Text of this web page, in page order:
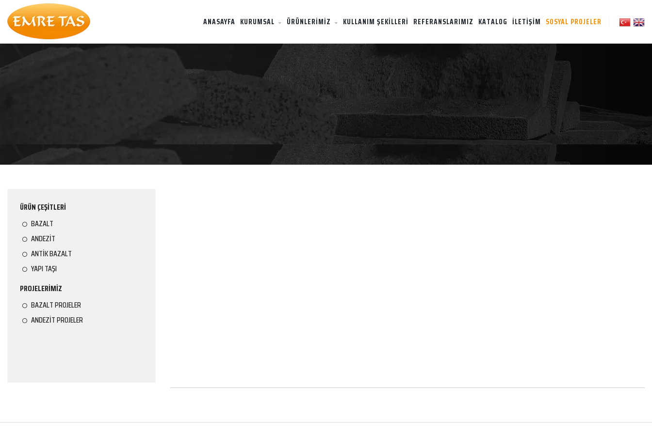
ANASAYFA KURUMSAL ÜRÜNLERİMİZ KULLANIM ŞEKİLLERİ REFERANSLARIMIZ KATALOG İLETİŞİM SOSYAL PROJELER
ÜRÜN ÇEŞİTLERİ
BAZALT
ANDEZİT
ANTİK BAZALT
YAPI TAŞI
PROJELERİMİZ
BAZALT PROJELER
ANDEZİT PROJELER